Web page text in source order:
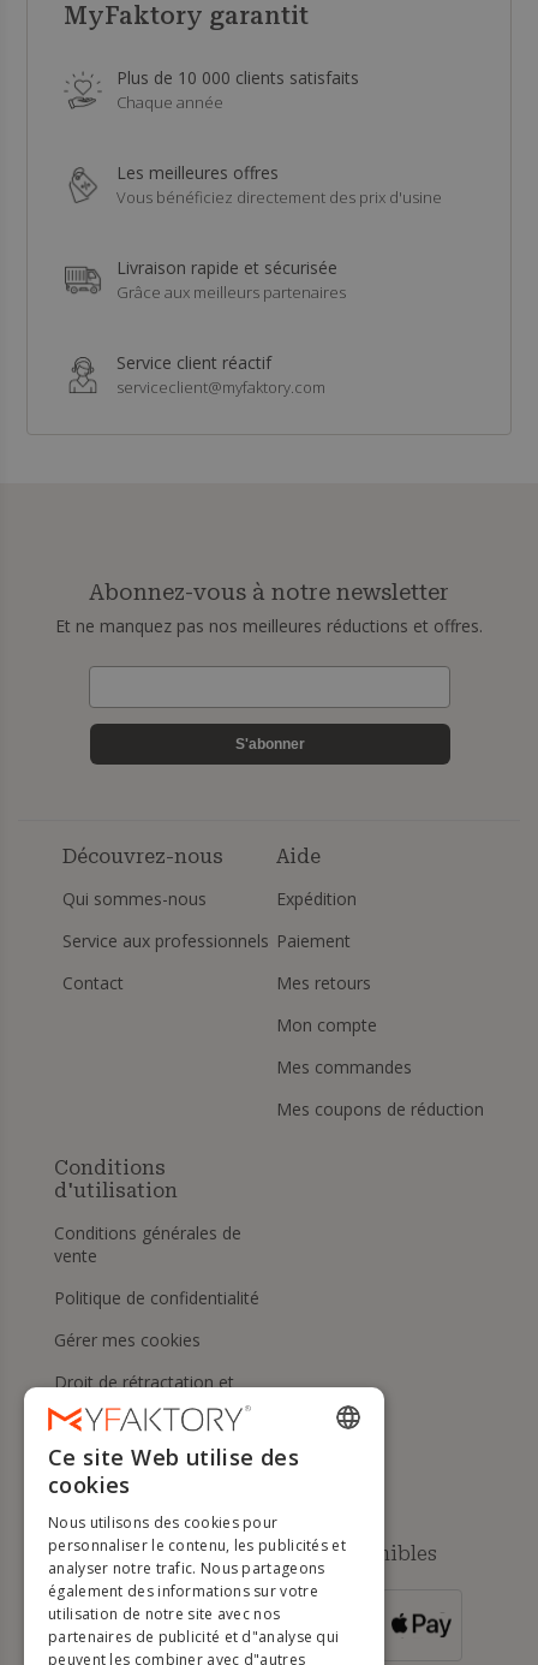
MyFaktory garantit
Plus de 10 000 clients satisfaits
Chaque année
Les meilleures offres
Vous bénéficiez directement des prix d'usine
Livraison rapide et sécurisée
Grâce aux meilleurs partenaires
Service client réactif
serviceclient@myfaktory.com
Abonnez-vous à notre newsletter
Et ne manquez pas nos meilleures réductions et offres.
S'abonner
Découvrez-nous
Qui sommes-nous
Service aux professionnels
Contact
Aide
Expédition
Paiement
Mes retours
Mon compte
Mes commandes
Mes coupons de réduction
Conditions
d'utilisation
Conditions générales de
vente
Politique de confidentialité
Gérer mes cookies
Droit de rétractation et
retours
Aide
Méthodes de paiement disponibles
POUR LES
COMMANDES
SUPÉRIEURES À
ENGLISH
DUTCH
GERMAN
Ce site Web utilise des
cookies
Nous utilisons des cookies pour
personnaliser le contenu, les publicités et
analyser notre trafic. Nous partageons
également des informations sur votre
utilisation de notre site avec nos
partenaires de publicité et d"analyse qui
peuvent les combiner avec d"autres